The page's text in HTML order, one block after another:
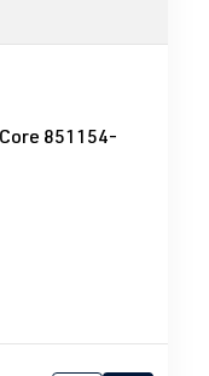
851154-